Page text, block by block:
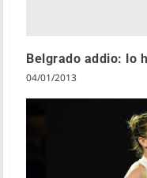
Belgrado addio: lo
04/01/2013